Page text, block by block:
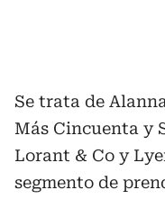
Se trata de
Más Cincuenta y
Lorant & Co y
segmento de